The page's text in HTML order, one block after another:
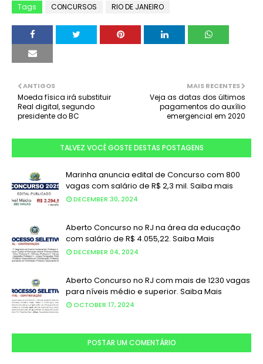
Tags CONCURSOS RIO DE JANEIRO
MAIS RECENTES
Veja as datas dos últimos
pagamentos do auxílio
emergencial em 2020
ANTIGOS
Moeda física irá substituir
Real digital, segundo
presidente do BC
TALVEZ VOCÊ GOSTE DESTAS POSTAGENS
Marinha anuncia edital de Concurso com 800
vagas com salário de R$ 2,3 mil. Saiba mais
DECEMBER 30, 2024
Aberto Concurso no RJ na área da educação
com salário de R$ 4.055,22. Saiba Mais
DECEMBER 04, 2024
Aberto Concurso no RJ com mais de 1230 vagas
para níveis médio e superior. Saiba Mais
OCTOBER 17, 2024
POSTAR UM COMENTÁRIO